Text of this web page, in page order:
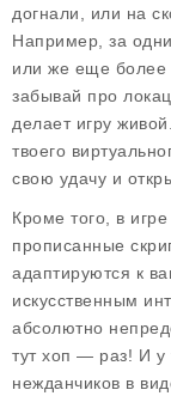
догнали, или на
Например, за
или же еще более
забывай про
делает игру
твоего
свою удачу и
Кроме того, в
прописанные
адаптируются к
искусственным
абсолютно
тут хоп — раз! И у
нежданчиков в